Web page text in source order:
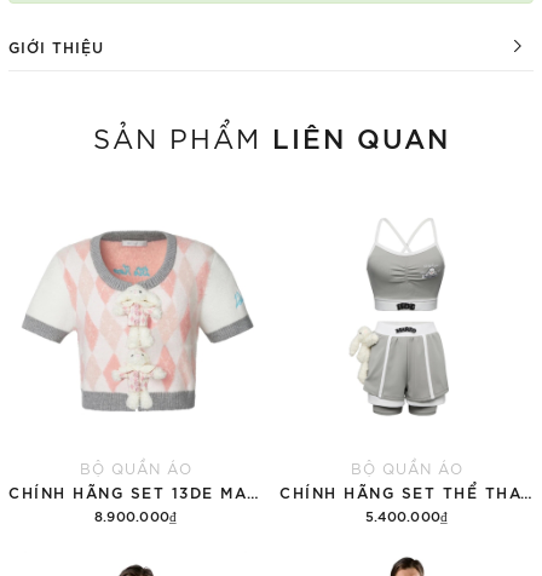
GIỚI THIỆU
SẢN PHẨM LIÊN QUAN
BỘ QUẦN ÁO
8.900.000₫
BỘ QUẦN ÁO
5.400.000₫
Thêm vào giỏ hàng